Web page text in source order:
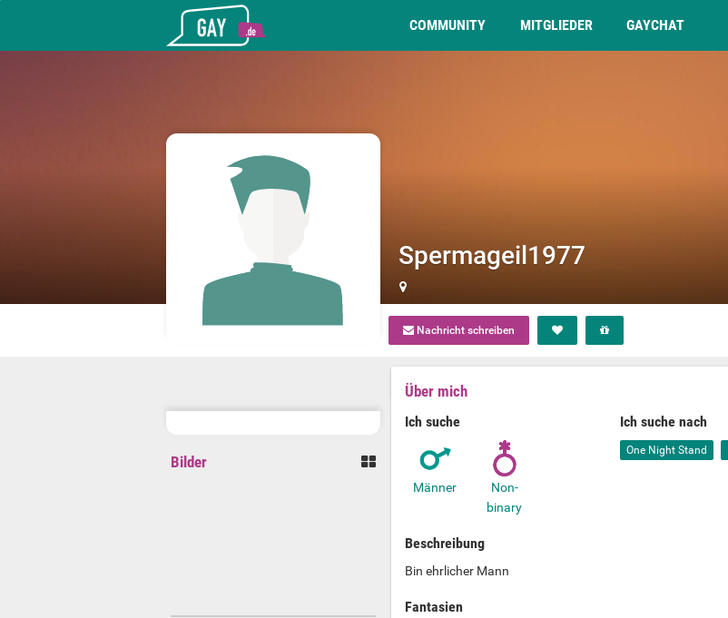
COMMUNITY MITGLIEDER GAYCHAT
Spermageil1977
Nachricht schreiben
Bilder
Über mich
Ich suche
Männer
Non-
binary
Ich suche nach
One Night Stand
Beschreibung
Bin ehrlicher Mann
Fantasien